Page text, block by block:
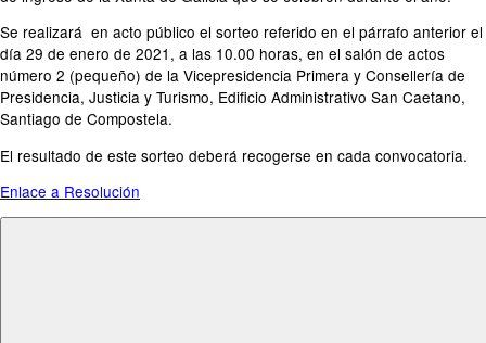
Se realizará en acto público el sorteo referido en el párrafo anterior el
día 29 de enero de 2021, a las 10.00 horas, en el salón de actos
número 2 (pequeño) de la Vicepresidencia Primera y Consellería de
Presidencia, Justicia y Turismo, Edificio Administrativo San Caetano,
Santiago de Compostela.
El resultado de este sorteo deberá recogerse en cada convocatoria.
Enlace a Resolución